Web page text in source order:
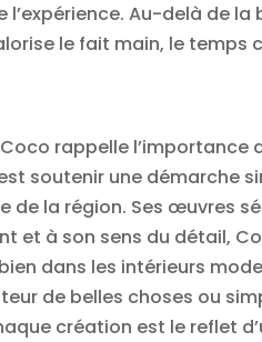
Au-delà de la
le fait main, le temps
rappelle
soutenir une démarche
de la région. Ses œuvres
et à son sens du détail,
dans les intérieurs
de belles choses ou
création est le reflet